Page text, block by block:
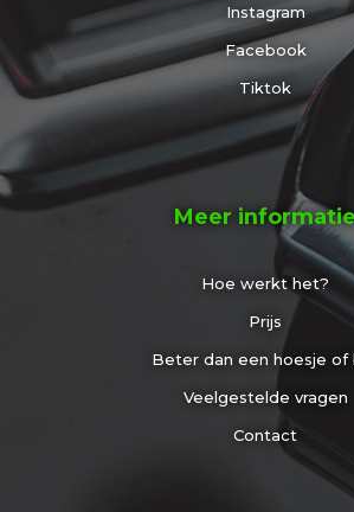
Instagram
Facebook
Tiktok
Meer informatie
Hoe werkt het?
Prijs
Beter dan een hoesje of
Veelgestelde vragen
Contact